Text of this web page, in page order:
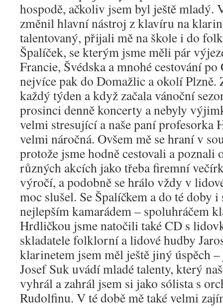
hospodě, ačkoliv jsem byl ještě mladý.
změnil hlavní nástroj z klavíru na
talentovaný, přijali mě na škole i do
Špalíček, se kterým jsme měli pár
Francie, Švédska a mnohé cestování
nejvíce pak do Domažlic a okolí
každý týden a když začala vánoční
prosinci denně koncerty a nebyly
velmi stresující a naše paní profesorka
velmi náročná. Ovšem mě se hraní v
protože jsme hodně cestovali a poznali
různých akcích jako třeba firemní
výročí, a podobně se hrálo vždy v
moc slušel. Se Špalíčkem a do té doby
nejlepším kamarádem – spoluhráčem
Hrdličkou jsme natočili také CD s
skladatele folklorní a lidové hudby
klarinetem jsem měl ještě jiný úspěch
Josef Suk uvádí mladé talenty, který
vyhrál a zahrál jsem si jako sólista s
Rudolfinu. V té době mě také velmi